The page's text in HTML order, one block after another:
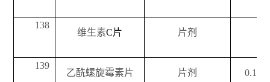
138
维生素C片 片剂
139
乙酰螺旋霉素片 片剂 0.1g